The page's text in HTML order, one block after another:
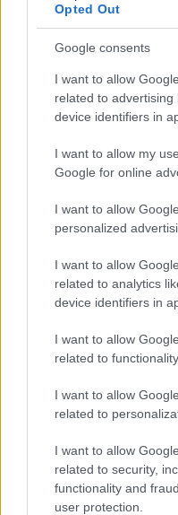
Opted Out
Google consents
I want to allow
related to
device identifiers in
I want to allow my
Google for online
I want to allow
personalized
I want to allow
related to analytics
device identifiers in
I want to allow
related to
I want to allow
related to
I want to allow
related to security,
functionality and
user protection.
SZEMPONTJÁBÓL,
EGYELŐRE KITART
A Védelmi Munkacsoport
villamosenergia-rendszere,
a lakosságot és a
FONTOS ÜZENET A
APPLIKÁCIÓ
LAKOSSÁGOT KÓSA